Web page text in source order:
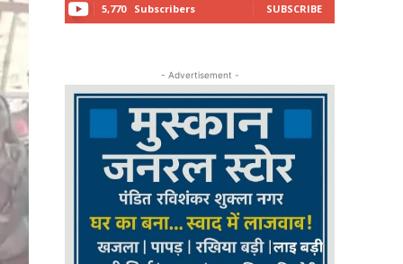
5,770 Subscribers SUBSCRIBE
- Advertisement -